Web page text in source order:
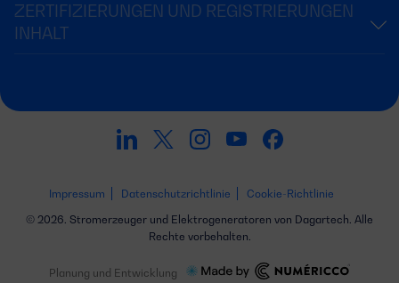
ZERTIFIZIERUNGEN UND REGISTRIERUNGEN
INHALT
Impressum Datenschutzrichtlinie
Cookie-Richtlinie
© 2026. Stromerzeuger und Elektrogeneratoren von Dagartech. Alle
Rechte vorbehalten.
Planung und Entwicklung